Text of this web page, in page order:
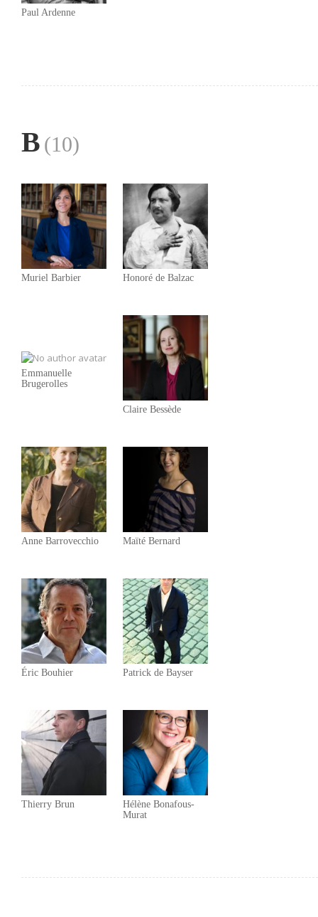
Paul Ardenne
B (10)
Muriel Barbier Honoré de Balzac
Emmanuelle
Brugerolles
Claire Bessède
Anne Barrovecchio Maïté Bernard
Éric Bouhier Patrick de Bayser
Thierry Brun
Hélène Bonafous-
Murat